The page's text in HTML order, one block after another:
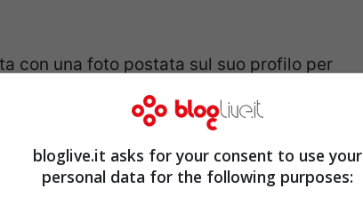
con una foto postata sul suo profilo per
vita sentimentale.“Aspettando l’uomo U-
la giornalista lasciando intendere tutto
che mai in piscina ed i fan si rilassano
bloglive.it asks for your consent to use your
personal data for the following purposes: